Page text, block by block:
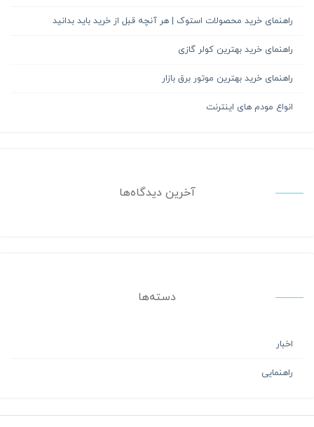
راهنمای خرید محصولات استوک | هر آنچه قبل از خرید باید بدانید
راهنمای خرید بهترین کولر گازی
راهنمای خرید بهترین موتور برق بازار
انواع مودم های اینترنت
آخرین دیدگاه‌ها
دسته‌ها
اخبار
راهنمایی